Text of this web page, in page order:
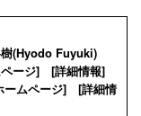
(Hyodo Fuyuki)
ージ] [詳細情報]
ームページ] [詳細情